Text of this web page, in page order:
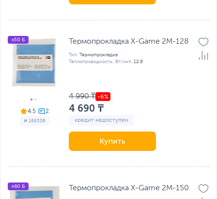
4.5
# 169306
+50 Б Термопрокладка X-Game 2M-128
Тип: Термопрокладка
Теплопроводность, Вт/м•К: 12.8
4 990 ₸
4 690 ₸
кредит недоступен
Купить
+60 Б Термопрокладка X-Game 2M-150